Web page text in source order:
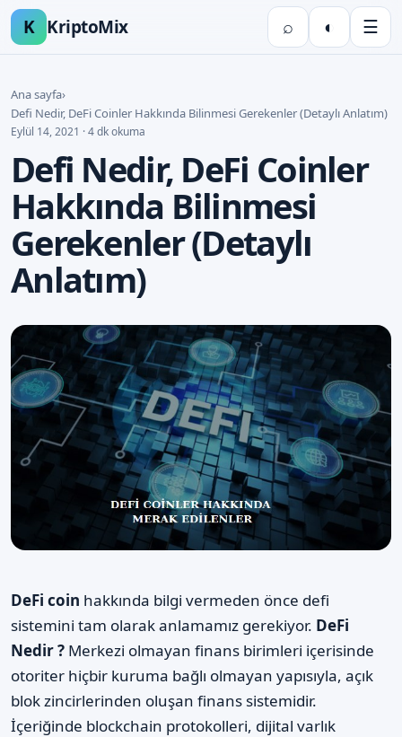
K KriptoMix ⌕ ◐ ☰
Ana sayfa›
Defi Nedir, DeFi Coinler Hakkında Bilinmesi Gerekenler (Detaylı Anlatım)
Eylül 14, 2021 · 4 dk okuma
Defi Nedir, DeFi Coinler
Hakkında Bilinmesi
Gerekenler (Detaylı
Anlatım)
DeFi coin hakkında bilgi vermeden önce defi
sistemini tam olarak anlamamız gerekiyor. DeFi
Nedir ? Merkezi olmayan finans birimleri içerisinde
otoriter hiçbir kuruma bağlı olmayan yapısıyla, açık
blok zincirlerinden oluşan finans sistemidir.
İçeriğinde blockchain protokolleri, dijital varlık